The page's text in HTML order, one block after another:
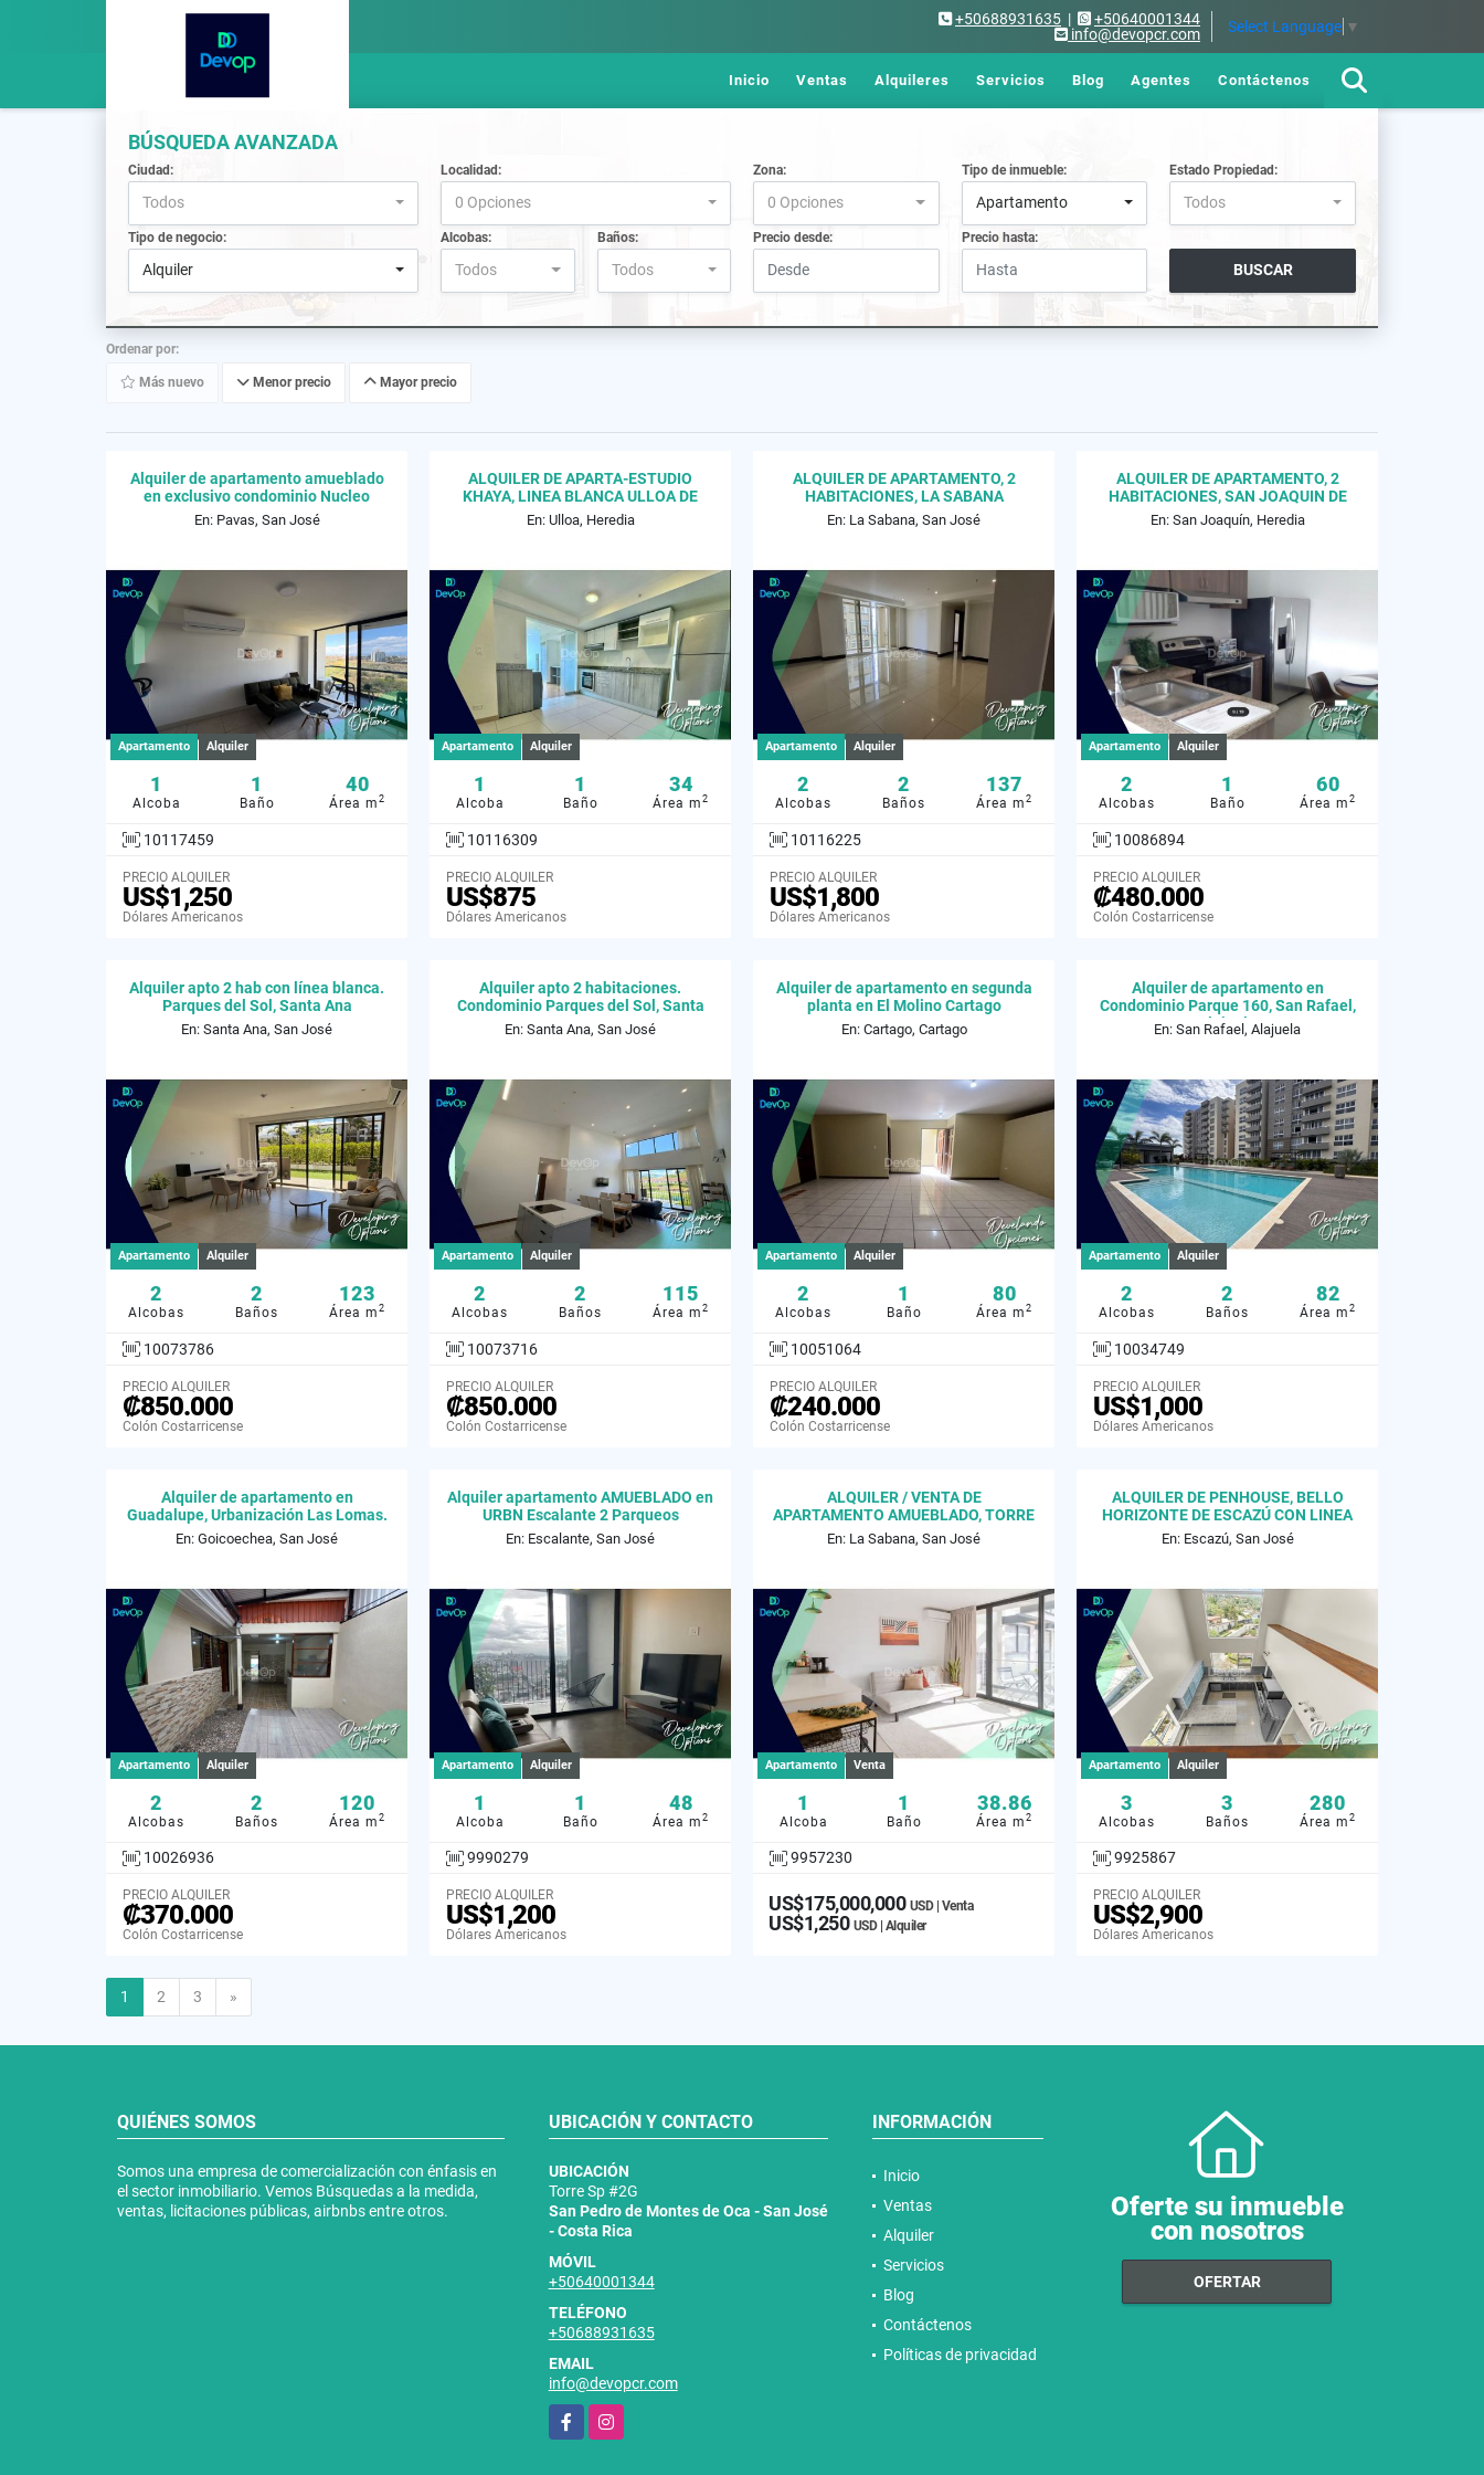
+50688931635 |
+50640001344
info@devopcr.com
Select Language ▼
Inicio Ventas Alquileres Servicios Blog Agentes Contáctenos
BÚSQUEDA AVANZADA
Ciudad:
Todos
Localidad:
0 Opciones
Zona:
0 Opciones
Tipo de inmueble:
Apartamento
Estado Propiedad:
Todos
Tipo de negocio:
Alquiler
Alcobas:
Todos
Baños:
Todos
Precio desde: Precio hasta:
BUSCAR
Ordenar por:
Más nuevo Menor precio Mayor precio
Alquiler de apartamento amueblado
en exclusivo condominio Nucleo
En: Pavas, San José
Apartamento Alquiler
1
Alcoba
1
Baño
40
Área m 2
10117459
PRECIO ALQUILER
US$1,250
Dólares Americanos
ALQUILER DE APARTA-ESTUDIO
KHAYA, LINEA BLANCA ULLOA DE
HEREDIA
En: Ulloa, Heredia
Apartamento Alquiler
1
Alcoba
1
Baño
34
Área m 2
10116309
PRECIO ALQUILER
US$875
Dólares Americanos
ALQUILER DE APARTAMENTO, 2
HABITACIONES, LA SABANA
En: La Sabana, San José
Apartamento Alquiler
2
Alcobas
2
Baños
137
Área m 2
10116225
PRECIO ALQUILER
US$1,800
Dólares Americanos
ALQUILER DE APARTAMENTO, 2
HABITACIONES, SAN JOAQUIN DE
FLORES
En: San Joaquín, Heredia
Apartamento Alquiler
2
Alcobas
1
Baño
60
Área m 2
10086894
PRECIO ALQUILER
₡480.000
Colón Costarricense
Alquiler apto 2 hab con línea blanca.
Parques del Sol, Santa Ana
En: Santa Ana, San José
Apartamento Alquiler
2
Alcobas
2
Baños
123
Área m 2
10073786
PRECIO ALQUILER
₡850.000
Colón Costarricense
Alquiler apto 2 habitaciones.
Condominio Parques del Sol, Santa
Ana
En: Santa Ana, San José
Apartamento Alquiler
2
Alcobas
2
Baños
115
Área m 2
10073716
PRECIO ALQUILER
₡850.000
Colón Costarricense
Alquiler de apartamento en segunda
planta en El Molino Cartago
En: Cartago, Cartago
Apartamento Alquiler
2
Alcobas
1
Baño
80
Área m 2
10051064
PRECIO ALQUILER
₡240.000
Colón Costarricense
Alquiler de apartamento en
Condominio Parque 160, San Rafael,
Alajuela
En: San Rafael, Alajuela
Apartamento Alquiler
2
Alcobas
2
Baños
82
Área m 2
10034749
PRECIO ALQUILER
US$1,000
Dólares Americanos
Alquiler de apartamento en
Guadalupe, Urbanización Las Lomas.
En: Goicoechea, San José
Apartamento Alquiler
2
Alcobas
2
Baños
120
Área m 2
10026936
PRECIO ALQUILER
₡370.000
Colón Costarricense
Alquiler apartamento AMUEBLADO en
URBN Escalante 2 Parqueos
En: Escalante, San José
Apartamento Alquiler
1
Alcoba
1
Baño
48
Área m 2
9990279
PRECIO ALQUILER
US$1,200
Dólares Americanos
ALQUILER / VENTA DE
APARTAMENTO AMUEBLADO, TORRE
SKY, NUNCIATURA
En: La Sabana, San José
Apartamento Venta
1
Alcoba
1
Baño
38.86
Área m 2
9957230
US$175,000,000 USD | Venta
US$1,250 USD | Alquiler
ALQUILER DE PENHOUSE, BELLO
HORIZONTE DE ESCAZÚ CON LINEA
BLANCA
En: Escazú, San José
Apartamento Alquiler
3
Alcobas
3
Baños
280
Área m 2
9925867
PRECIO ALQUILER
US$2,900
Dólares Americanos
1 2 3 »
QUIÉNES SOMOS
Somos una empresa de comercialización con énfasis en
el sector inmobiliario. Vemos Búsquedas a la medida,
ventas, licitaciones públicas, airbnbs entre otros.
UBICACIÓN Y CONTACTO
UBICACIÓN
Torre Sp #2G
San Pedro de Montes de Oca - San José
- Costa Rica
MÓVIL
+50640001344
TELÉFONO
+50688931635
EMAIL
info@devopcr.com
FacebookInstagram
INFORMACIÓN
Inicio
Ventas
Alquiler
Servicios
Blog
Contáctenos
Políticas de privacidad
Oferte su inmueble
con nosotros
OFERTAR